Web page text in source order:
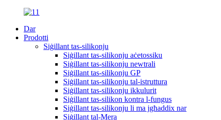
Dar
Prodotti
Siġillant tas-silikonju
Siġillant tas-silikonju aċetossiku
Siġillant tas-silikonju newtrali
Siġillant tas-silikonju GP
Siġillant tas-silikonju tal-istruttura
Siġillant tas-silikonju ikkulurit
Siġillant tas-silikon kontra l-fungus
Siġillant tas-silikonju li ma jgħaddix nar
Siġillant tal-Mera